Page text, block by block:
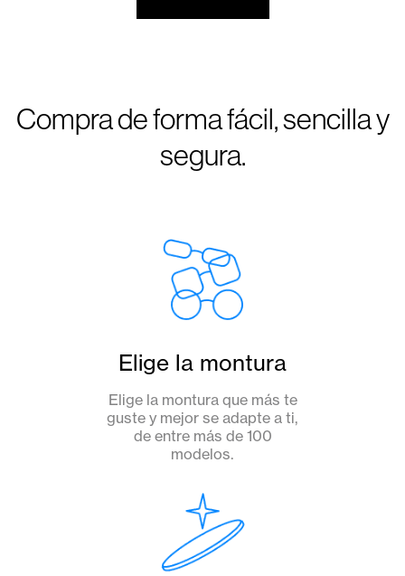
Compra de forma fácil, sencilla y
segura.
Elige la montura
Elige la montura que más te
guste y mejor se adapte a ti,
de entre más de 100
modelos.